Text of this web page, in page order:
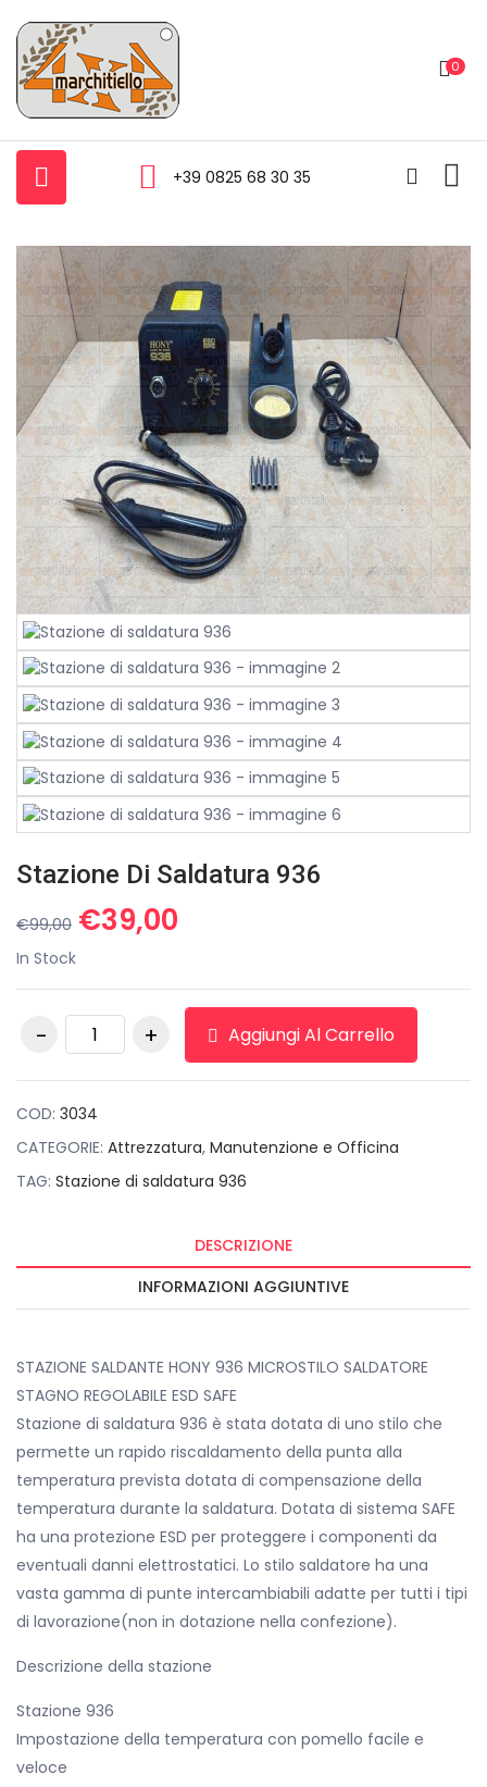
0
+39 0825 68 30 35
Stazione Di Saldatura 936
€99,00 Il
prezzo
€99,00.
€39,00
è:
€39,00.
In Stock
Stazione di
saldatura 936
Aggiungi Al Carrello
COD: 3034
CATEGORIE: Attrezzatura, Manutenzione e Officina
TAG: Stazione di saldatura 936
DESCRIZIONE
INFORMAZIONI AGGIUNTIVE
STAZIONE SALDANTE HONY 936 MICROSTILO SALDATORE
STAGNO REGOLABILE ESD SAFE
Stazione di saldatura 936 è stata dotata di uno stilo che
permette un rapido riscaldamento della punta alla
temperatura prevista dotata di compensazione della
temperatura durante la saldatura. Dotata di sistema SAFE
ha una protezione ESD per proteggere i componenti da
eventuali danni elettrostatici. Lo stilo saldatore ha una
vasta gamma di punte intercambiabili adatte per tutti i tipi
di lavorazione(non in dotazione nella confezione).
Descrizione della stazione
Stazione 936
Impostazione della temperatura con pomello facile e
veloce